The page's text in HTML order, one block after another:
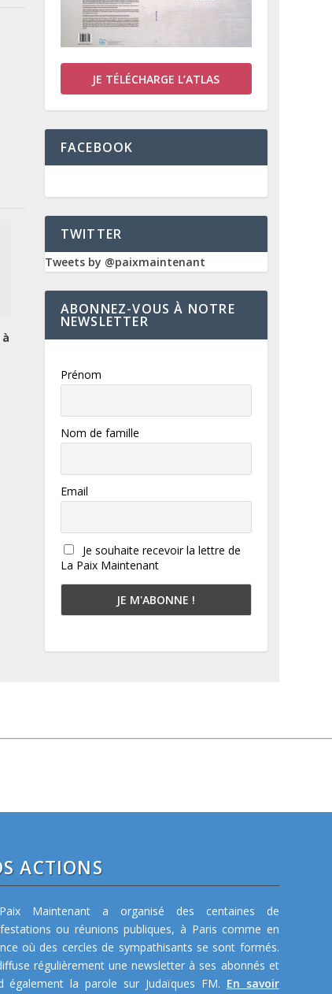
JE TÉLÉCHARGE L’ATLAS
FACEBOOK
TWITTER
Tweets by @paixmaintenant
ABONNEZ-VOUS À NOTRE
NEWSLETTER
Prénom
Nom de famille
Email
Je souhaite recevoir la lettre de
La Paix Maintenant
ACTIONS
Maintenant a organisé des centaines de
ou réunions publiques, à Paris comme en
où des cercles de sympathisants se sont formés.
régulièrement une newsletter à ses abonnés et
également la parole sur Judaïques FM. En savoir